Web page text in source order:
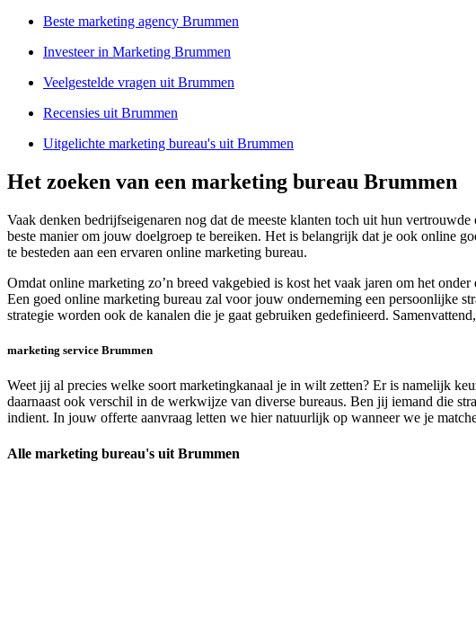
Beste marketing agency Brummen
Investeer in Marketing Brummen
Veelgestelde vragen uit Brummen
Recensies uit Brummen
Uitgelichte marketing bureau's uit Brummen
Het zoeken van een marketing bureau Brummen
Vaak denken bedrijfseigenaren nog dat de meeste klanten toch uit hun
beste manier om jouw doelgroep te bereiken. Het is belangrijk dat je ook online
te besteden aan een ervaren online marketing bureau.
Omdat online marketing zo’n breed vakgebied is kost het vaak jaren om het
Een goed online marketing bureau zal voor jouw onderneming een persoonlijke
strategie worden ook de kanalen die je gaat gebruiken gedefinieerd.
marketing service Brummen
Weet jij al precies welke soort marketingkanaal je in wilt zetten? Er is namelijk
daarnaast ook verschil in de werkwijze van diverse bureaus. Ben jij iemand die
indient. In jouw offerte aanvraag letten we hier natuurlijk op wanneer we je
Alle marketing bureau's uit Brummen